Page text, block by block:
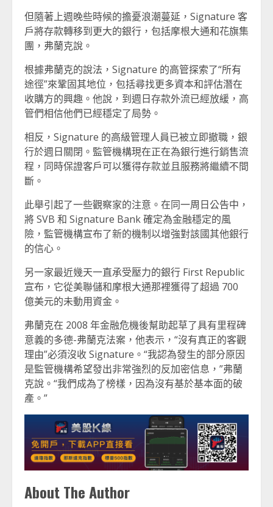
但隨著上週晚些時候的擔憂浪潮蔓延，Signature 客
戶將存款轉移到更大的銀行，包括摩根大通和花旗集
團，弗蘭克說。
根據弗蘭克的說法，Signature 的高管探索了“所有
途徑”來鞏固其地位，包括尋找更多資本和評估潛在
收購方的興趣。他說，到週日存款外流已經放緩，高
管們相信他們已經穩定了局勢。
相反，Signature 的高級管理人員已被立即撤職，銀
行於週日關閉。監管機構現在正在為銀行進行銷售流
程，同時保證客戶可以獲得存款並且服務將繼續不間
斷。
此舉引起了一些觀察家的注意。在同一周日公告中，
將 SVB 和 Signature Bank 確定為金融穩定的風
險，監管機構宣布了新的機制以增強對該國其他銀行
的信心。
另一家最近幾天一直承受壓力的銀行 First Republic
宣布，它從美聯儲和摩根大通那裡獲得了超過 700
億美元的未動用資金。
弗蘭克在 2008 年金融危機後幫助起草了具有里程碑
意義的多德-弗蘭克法案，他表示，“沒有真正的客觀
理由”必須沒收 Signature。“我認為發生的部分原因
是監管機構希望發出非常強烈的反加密信息，”弗蘭
克說。“我們成為了榜樣，因為沒有基於基本面的破
產。”
About The Author